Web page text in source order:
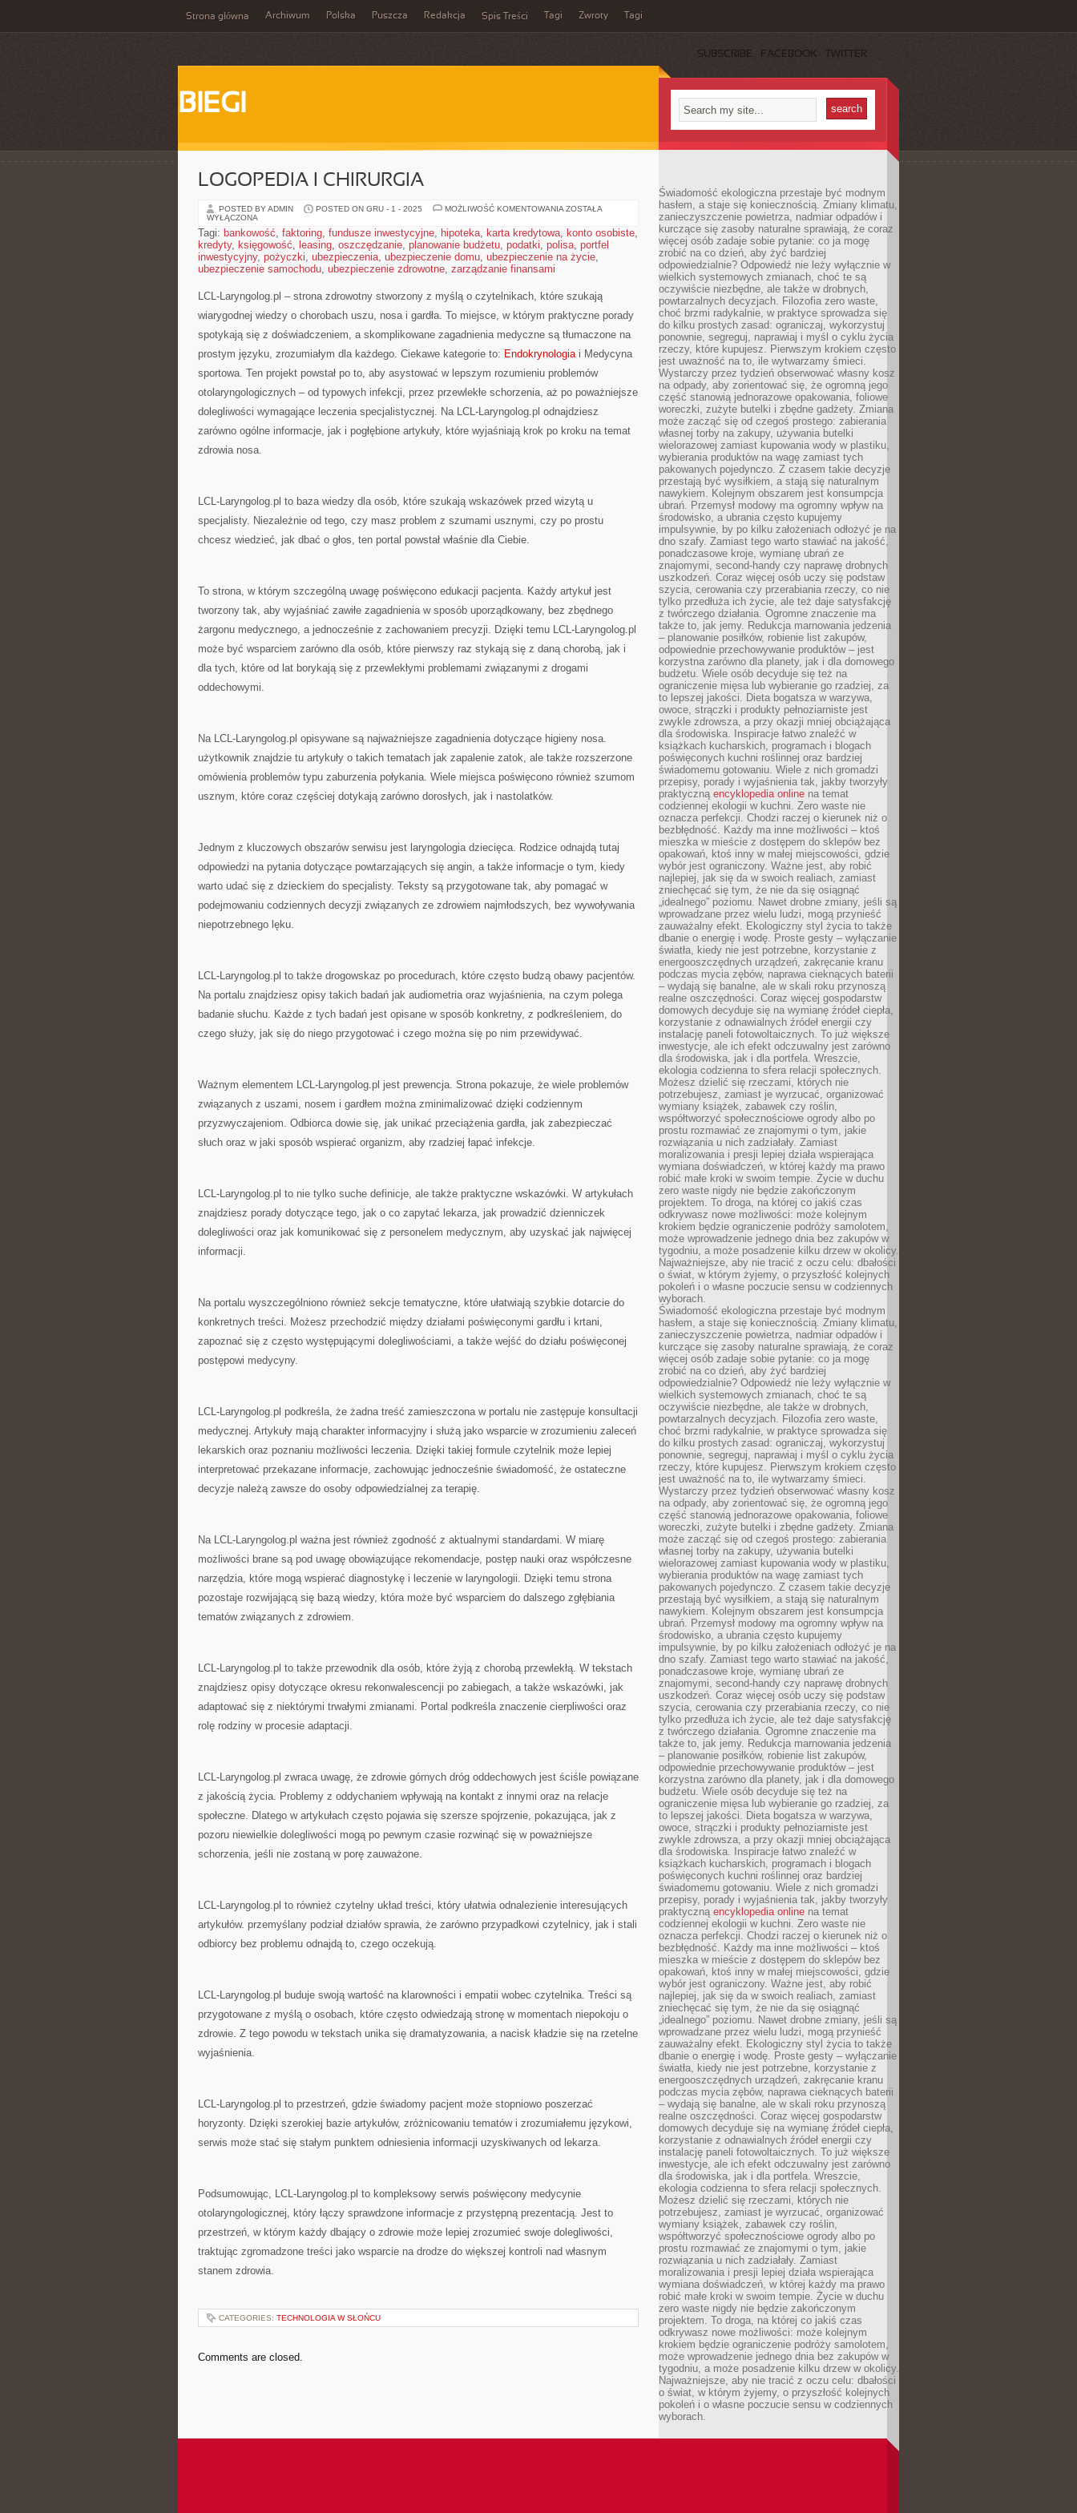
Strona główna Archiwum Polska Puszcza Redakcja Spis Treści Tagi Zwroty Tagi
SUBSCRIBE FACEBOOK TWITTER
BIEGI
LOGOPEDIA I CHIRURGIA
POSTED BY ADMIN POSTED ON GRU - 1 - 2025 MOŻLIWOŚĆ KOMENTOWANIA LOGOPEDIA
ZOSTAŁA
WYŁĄCZONA
Tagi: bankowość, faktoring, fundusze inwestycyjne, hipoteka, karta kredytowa, konto osobiste,
kredyty, księgowość, leasing, oszczędzanie, planowanie budżetu, podatki, polisa, portfel
inwestycyjny, pożyczki, ubezpieczenia, ubezpieczenie domu, ubezpieczenie na życie,
ubezpieczenie samochodu, ubezpieczenie zdrowotne, zarządzanie finansami
LCL-Laryngolog.pl – strona zdrowotny stworzony z myślą o czytelnikach, które szukają
wiarygodnej wiedzy o chorobach uszu, nosa i gardła. To miejsce, w którym praktyczne porady
spotykają się z doświadczeniem, a skomplikowane zagadnienia medyczne są tłumaczone na
prostym języku, zrozumiałym dla każdego. Ciekawe kategorie to: Endokrynologiai Medycyna
sportowa. Ten projekt powstał po to, aby asystować w lepszym rozumieniu problemów
otolaryngologicznych – od typowych infekcji, przez przewlekłe schorzenia, aż po poważniejsze
dolegliwości wymagające leczenia specjalistycznej. Na LCL-Laryngolog.pl odnajdziesz
zarówno ogólne informacje, jak i pogłębione artykuły, które wyjaśniają krok po kroku na temat
zdrowia nosa.
LCL-Laryngolog.pl to baza wiedzy dla osób, które szukają wskazówek przed wizytą u
specjalisty. Niezależnie od tego, czy masz problem z szumami usznymi, czy po prostu
chcesz wiedzieć, jak dbać o głos, ten portal powstał właśnie dla Ciebie.
To strona, w którym szczególną uwagę poświęcono edukacji pacjenta. Każdy artykuł jest
tworzony tak, aby wyjaśniać zawiłe zagadnienia w sposób uporządkowany, bez zbędnego
żargonu medycznego, a jednocześnie z zachowaniem precyzji. Dzięki temu LCL-Laryngolog.pl
może być wsparciem zarówno dla osób, które pierwszy raz stykają się z daną chorobą, jak i
dla tych, które od lat borykają się z przewlekłymi problemami związanymi z drogami
oddechowymi.
Na LCL-Laryngolog.pl opisywane są najważniejsze zagadnienia dotyczące higieny nosa.
użytkownik znajdzie tu artykuły o takich tematach jak zapalenie zatok, ale także rozszerzone
omówienia problemów typu zaburzenia połykania. Wiele miejsca poświęcono również szumom
usznym, które coraz częściej dotykają zarówno dorosłych, jak i nastolatków.
Jednym z kluczowych obszarów serwisu jest laryngologia dziecięca. Rodzice odnajdą tutaj
odpowiedzi na pytania dotyczące powtarzających się angin, a także informacje o tym, kiedy
warto udać się z dzieckiem do specjalisty. Teksty są przygotowane tak, aby pomagać w
podejmowaniu codziennych decyzji związanych ze zdrowiem najmłodszych, bez wywoływania
niepotrzebnego lęku.
LCL-Laryngolog.pl to także drogowskaz po procedurach, które często budzą obawy pacjentów.
Na portalu znajdziesz opisy takich badań jak audiometria oraz wyjaśnienia, na czym polega
badanie słuchu. Każde z tych badań jest opisane w sposób konkretny, z podkreśleniem, do
czego służy, jak się do niego przygotować i czego można się po nim przewidywać.
Ważnym elementem LCL-Laryngolog.pl jest prewencja. Strona pokazuje, że wiele problemów
związanych z uszami, nosem i gardłem można zminimalizować dzięki codziennym
przyzwyczajeniom. Odbiorca dowie się, jak unikać przeciążenia gardła, jak zabezpieczać
słuch oraz w jaki sposób wspierać organizm, aby rzadziej łapać infekcje.
LCL-Laryngolog.pl to nie tylko suche definicje, ale także praktyczne wskazówki. W artykułach
znajdziesz porady dotyczące tego, jak o co zapytać lekarza, jak prowadzić dzienniczek
dolegliwości oraz jak komunikować się z personelem medycznym, aby uzyskać jak najwięcej
informacji.
Na portalu wyszczególniono również sekcje tematyczne, które ułatwiają szybkie dotarcie do
konkretnych treści. Możesz przechodzić między działami poświęconymi gardłu i krtani,
zapoznać się z często występującymi dolegliwościami, a także wejść do działu poświęconej
postępowi medycyny.
LCL-Laryngolog.pl podkreśla, że żadna treść zamieszczona w portalu nie zastępuje konsultacji
medycznej. Artykuły mają charakter informacyjny i służą jako wsparcie w zrozumieniu zaleceń
lekarskich oraz poznaniu możliwości leczenia. Dzięki takiej formule czytelnik może lepiej
interpretować przekazane informacje, zachowując jednocześnie świadomość, że ostateczne
decyzje należą zawsze do osoby odpowiedzialnej za terapię.
Na LCL-Laryngolog.pl ważna jest również zgodność z aktualnymi standardami. W miarę
możliwości brane są pod uwagę obowiązujące rekomendacje, postęp nauki oraz współczesne
narzędzia, które mogą wspierać diagnostykę i leczenie w laryngologii. Dzięki temu strona
pozostaje rozwijającą się bazą wiedzy, która może być wsparciem do dalszego zgłębiania
tematów związanych z zdrowiem.
LCL-Laryngolog.pl to także przewodnik dla osób, które żyją z chorobą przewlekłą. W tekstach
znajdziesz opisy dotyczące okresu rekonwalescencji po zabiegach, a także wskazówki, jak
adaptować się z niektórymi trwałymi zmianami. Portal podkreśla znaczenie cierpliwości oraz
rolę rodziny w procesie adaptacji.
LCL-Laryngolog.pl zwraca uwagę, że zdrowie górnych dróg oddechowych jest ściśle powiązane
z jakością życia. Problemy z oddychaniem wpływają na kontakt z innymi oraz na relacje
społeczne. Dlatego w artykułach często pojawia się szersze spojrzenie, pokazująca, jak z
pozoru niewielkie dolegliwości mogą po pewnym czasie rozwinąć się w poważniejsze
schorzenia, jeśli nie zostaną w porę zauważone.
LCL-Laryngolog.pl to również czytelny układ treści, który ułatwia odnalezienie interesujących
artykułów. przemyślany podział działów sprawia, że zarówno przypadkowi czytelnicy, jak i stali
odbiorcy bez problemu odnajdą to, czego oczekują.
LCL-Laryngolog.pl buduje swoją wartość na klarowności i empatii wobec czytelnika. Treści są
przygotowane z myślą o osobach, które często odwiedzają stronę w momentach niepokoju o
zdrowie. Z tego powodu w tekstach unika się dramatyzowania, a nacisk kładzie się na rzetelne
wyjaśnienia.
LCL-Laryngolog.pl to przestrzeń, gdzie świadomy pacjent może stopniowo poszerzać
horyzonty. Dzięki szerokiej bazie artykułów, zróżnicowaniu tematów i zrozumiałemu językowi,
serwis może stać się stałym punktem odniesienia informacji uzyskiwanych od lekarza.
Podsumowując, LCL-Laryngolog.pl to kompleksowy serwis poświęcony medycynie
otolaryngologicznej, który łączy sprawdzone informacje z przystępną prezentacją. Jest to
przestrzeń, w którym każdy dbający o zdrowie może lepiej zrozumieć swoje dolegliwości,
traktując zgromadzone treści jako wsparcie na drodze do większej kontroli nad własnym
stanem zdrowia.
CATEGORIES: TECHNOLOGIA W SŁOŃCU
Comments are closed.
Świadomość ekologiczna przestaje być modnym
hasłem, a staje się koniecznością. Zmiany klimatu,
zanieczyszczenie powietrza, nadmiar odpadów i
kurczące się zasoby naturalne sprawiają, że coraz
więcej osób zadaje sobie pytanie: co ja mogę
zrobić na co dzień, aby żyć bardziej
odpowiedzialnie? Odpowiedź nie leży wyłącznie w
wielkich systemowych zmianach, choć te są
oczywiście niezbędne, ale także w drobnych,
powtarzalnych decyzjach. Filozofia zero waste,
choć brzmi radykalnie, w praktyce sprowadza się
do kilku prostych zasad: ograniczaj, wykorzystuj
ponownie, segreguj, naprawiaj i myśl o cyklu życia
rzeczy, które kupujesz. Pierwszym krokiem często
jest uważność na to, ile wytwarzamy śmieci.
Wystarczy przez tydzień obserwować własny kosz
na odpady, aby zorientować się, że ogromną jego
część stanowią jednorazowe opakowania, foliowe
woreczki, zużyte butelki i zbędne gadżety. Zmiana
może zacząć się od czegoś prostego: zabierania
własnej torby na zakupy, używania butelki
wielorazowej zamiast kupowania wody w plastiku,
wybierania produktów na wagę zamiast tych
pakowanych pojedynczo. Z czasem takie decyzje
przestają być wysiłkiem, a stają się naturalnym
nawykiem. Kolejnym obszarem jest konsumpcja
ubrań. Przemysł modowy ma ogromny wpływ na
środowisko, a ubrania często kupujemy
impulsywnie, by po kilku założeniach odłożyć je na
dno szafy. Zamiast tego warto stawiać na jakość,
ponadczasowe kroje, wymianę ubrań ze
znajomymi, second-handy czy naprawę drobnych
uszkodzeń. Coraz więcej osób uczy się podstaw
szycia, cerowania czy przerabiania rzeczy, co nie
tylko przedłuża ich życie, ale też daje satysfakcję
z twórczego działania. Ogromne znaczenie ma
także to, jak jemy. Redukcja marnowania jedzenia
– planowanie posiłków, robienie list zakupów,
odpowiednie przechowywanie produktów – jest
korzystna zarówno dla planety, jak i dla domowego
budżetu. Wiele osób decyduje się też na
ograniczenie mięsa lub wybieranie go rzadziej, za
to lepszej jakości. Dieta bogatsza w warzywa,
owoce, strączki i produkty pełnoziarniste jest
zwykle zdrowsza, a przy okazji mniej obciążająca
dla środowiska. Inspiracje łatwo znaleźć w
książkach kucharskich, programach i blogach
poświęconych kuchni roślinnej oraz bardziej
świadomemu gotowaniu. Wiele z nich gromadzi
przepisy, porady i wyjaśnienia tak, jakby tworzyły
praktyczną encyklopedia online na temat
codziennej ekologii w kuchni. Zero waste nie
oznacza perfekcji. Chodzi raczej o kierunek niż o
bezbłędność. Każdy ma inne możliwości – ktoś
mieszka w mieście z dostępem do sklepów bez
opakowań, ktoś inny w małej miejscowości, gdzie
wybór jest ograniczony. Ważne jest, aby robić
najlepiej, jak się da w swoich realiach, zamiast
zniechęcać się tym, że nie da się osiągnąć
„idealnego” poziomu. Nawet drobne zmiany, jeśli są
wprowadzane przez wielu ludzi, mogą przynieść
zauważalny efekt. Ekologiczny styl życia to także
dbanie o energię i wodę. Proste gesty – wyłączanie
światła, kiedy nie jest potrzebne, korzystanie z
energooszczędnych urządzeń, zakręcanie kranu
podczas mycia zębów, naprawa cieknących baterii
– wydają się banalne, ale w skali roku przynoszą
realne oszczędności. Coraz więcej gospodarstw
domowych decyduje się na wymianę źródeł ciepła,
korzystanie z odnawialnych źródeł energii czy
instalację paneli fotowoltaicznych. To już większe
inwestycje, ale ich efekt odczuwalny jest zarówno
dla środowiska, jak i dla portfela. Wreszcie,
ekologia codzienna to sfera relacji społecznych.
Możesz dzielić się rzeczami, których nie
potrzebujesz, zamiast je wyrzucać, organizować
wymiany książek, zabawek czy roślin,
współtworzyć społecznościowe ogrody albo po
prostu rozmawiać ze znajomymi o tym, jakie
rozwiązania u nich zadziałały. Zamiast
moralizowania i presji lepiej działa wspierająca
wymiana doświadczeń, w której każdy ma prawo
robić małe kroki w swoim tempie. Życie w duchu
zero waste nigdy nie będzie zakończonym
projektem. To droga, na której co jakiś czas
odkrywasz nowe możliwości: może kolejnym
krokiem będzie ograniczenie podróży samolotem,
może wprowadzenie jednego dnia bez zakupów w
tygodniu, a może posadzenie kilku drzew w okolicy.
Najważniejsze, aby nie tracić z oczu celu: dbałości
o świat, w którym żyjemy, o przyszłość kolejnych
pokoleń i o własne poczucie sensu w codziennych
wyborach.
Świadomość ekologiczna przestaje być modnym
hasłem, a staje się koniecznością. Zmiany klimatu,
zanieczyszczenie powietrza, nadmiar odpadów i
kurczące się zasoby naturalne sprawiają, że coraz
więcej osób zadaje sobie pytanie: co ja mogę
zrobić na co dzień, aby żyć bardziej
odpowiedzialnie? Odpowiedź nie leży wyłącznie w
wielkich systemowych zmianach, choć te są
oczywiście niezbędne, ale także w drobnych,
powtarzalnych decyzjach. Filozofia zero waste,
choć brzmi radykalnie, w praktyce sprowadza się
do kilku prostych zasad: ograniczaj, wykorzystuj
ponownie, segreguj, naprawiaj i myśl o cyklu życia
rzeczy, które kupujesz. Pierwszym krokiem często
jest uważność na to, ile wytwarzamy śmieci.
Wystarczy przez tydzień obserwować własny kosz
na odpady, aby zorientować się, że ogromną jego
część stanowią jednorazowe opakowania, foliowe
woreczki, zużyte butelki i zbędne gadżety. Zmiana
może zacząć się od czegoś prostego: zabierania
własnej torby na zakupy, używania butelki
wielorazowej zamiast kupowania wody w plastiku,
wybierania produktów na wagę zamiast tych
pakowanych pojedynczo. Z czasem takie decyzje
przestają być wysiłkiem, a stają się naturalnym
nawykiem. Kolejnym obszarem jest konsumpcja
ubrań. Przemysł modowy ma ogromny wpływ na
środowisko, a ubrania często kupujemy
impulsywnie, by po kilku założeniach odłożyć je na
dno szafy. Zamiast tego warto stawiać na jakość,
ponadczasowe kroje, wymianę ubrań ze
znajomymi, second-handy czy naprawę drobnych
uszkodzeń. Coraz więcej osób uczy się podstaw
szycia, cerowania czy przerabiania rzeczy, co nie
tylko przedłuża ich życie, ale też daje satysfakcję
z twórczego działania. Ogromne znaczenie ma
także to, jak jemy. Redukcja marnowania jedzenia
– planowanie posiłków, robienie list zakupów,
odpowiednie przechowywanie produktów – jest
korzystna zarówno dla planety, jak i dla domowego
budżetu. Wiele osób decyduje się też na
ograniczenie mięsa lub wybieranie go rzadziej, za
to lepszej jakości. Dieta bogatsza w warzywa,
owoce, strączki i produkty pełnoziarniste jest
zwykle zdrowsza, a przy okazji mniej obciążająca
dla środowiska. Inspiracje łatwo znaleźć w
książkach kucharskich, programach i blogach
poświęconych kuchni roślinnej oraz bardziej
świadomemu gotowaniu. Wiele z nich gromadzi
przepisy, porady i wyjaśnienia tak, jakby tworzyły
praktyczną encyklopedia online na temat
codziennej ekologii w kuchni. Zero waste nie
oznacza perfekcji. Chodzi raczej o kierunek niż o
bezbłędność. Każdy ma inne możliwości – ktoś
mieszka w mieście z dostępem do sklepów bez
opakowań, ktoś inny w małej miejscowości, gdzie
wybór jest ograniczony. Ważne jest, aby robić
najlepiej, jak się da w swoich realiach, zamiast
zniechęcać się tym, że nie da się osiągnąć
„idealnego” poziomu. Nawet drobne zmiany, jeśli są
wprowadzane przez wielu ludzi, mogą przynieść
zauważalny efekt. Ekologiczny styl życia to także
dbanie o energię i wodę. Proste gesty – wyłączanie
światła, kiedy nie jest potrzebne, korzystanie z
energooszczędnych urządzeń, zakręcanie kranu
podczas mycia zębów, naprawa cieknących baterii
– wydają się banalne, ale w skali roku przynoszą
realne oszczędności. Coraz więcej gospodarstw
domowych decyduje się na wymianę źródeł ciepła,
korzystanie z odnawialnych źródeł energii czy
instalację paneli fotowoltaicznych. To już większe
inwestycje, ale ich efekt odczuwalny jest zarówno
dla środowiska, jak i dla portfela. Wreszcie,
ekologia codzienna to sfera relacji społecznych.
Możesz dzielić się rzeczami, których nie
potrzebujesz, zamiast je wyrzucać, organizować
wymiany książek, zabawek czy roślin,
współtworzyć społecznościowe ogrody albo po
prostu rozmawiać ze znajomymi o tym, jakie
rozwiązania u nich zadziałały. Zamiast
moralizowania i presji lepiej działa wspierająca
wymiana doświadczeń, w której każdy ma prawo
robić małe kroki w swoim tempie. Życie w duchu
zero waste nigdy nie będzie zakończonym
projektem. To droga, na której co jakiś czas
odkrywasz nowe możliwości: może kolejnym
krokiem będzie ograniczenie podróży samolotem,
może wprowadzenie jednego dnia bez zakupów w
tygodniu, a może posadzenie kilku drzew w okolicy.
Najważniejsze, aby nie tracić z oczu celu: dbałości
o świat, w którym żyjemy, o przyszłość kolejnych
pokoleń i o własne poczucie sensu w codziennych
wyborach.